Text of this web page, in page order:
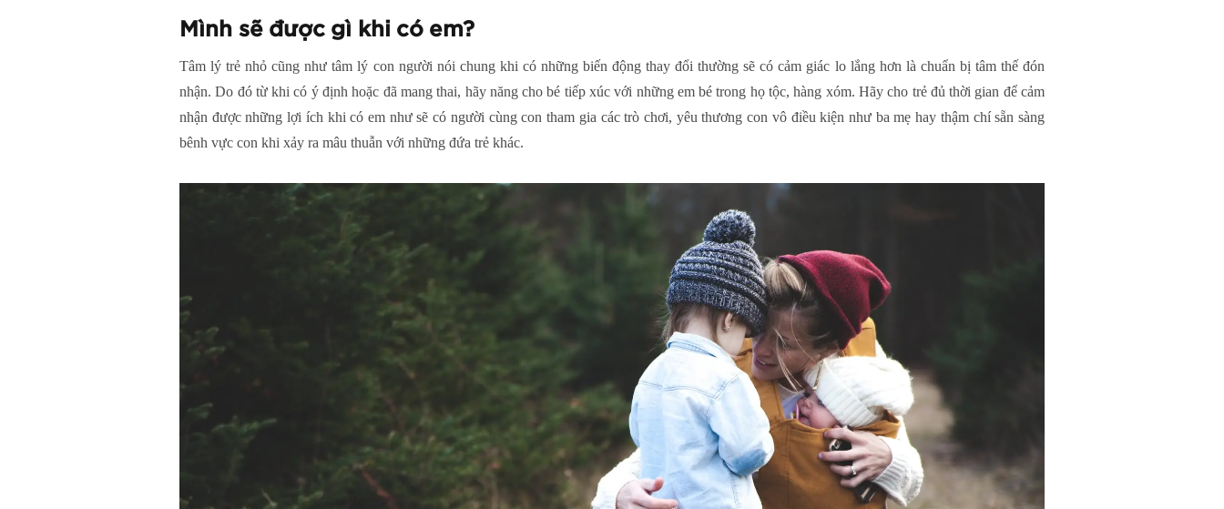
Mình sẽ được gì khi có em?
Tâm lý trẻ nhỏ cũng như tâm lý con người nói chung khi có những biến động thay đổi thường sẽ có cảm giác lo lắng hơn là chuẩn bị tâm thế đón
nhận. Do đó từ khi có ý định hoặc đã mang thai, hãy năng cho bé tiếp xúc với những em bé trong họ tộc, hàng xóm. Hãy cho trẻ đủ thời gian để cảm
nhận được những lợi ích khi có em như sẽ có người cùng con tham gia các trò chơi, yêu thương con vô điều kiện như ba mẹ hay thậm chí sẵn sàng
bênh vực con khi xảy ra mâu thuẫn với những đứa trẻ khác.